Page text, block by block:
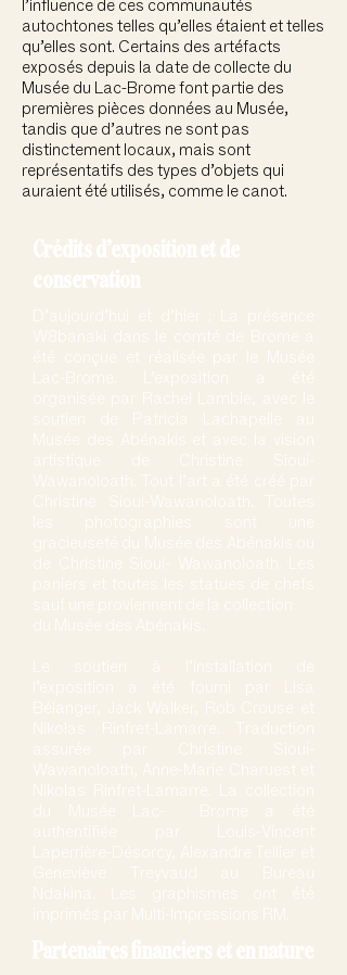
l’influence de ces communautés
autochtones telles qu’elles étaient et telles
qu’elles sont. Certains des artéfacts
exposés depuis la date de collecte du
Musée du Lac-Brome font partie des
premières pièces données au Musée,
tandis que d’autres ne sont pas
distinctement locaux, mais sont
représentatifs des types d’objets qui
auraient été utilisés, comme le canot.
Crédits d’exposition et de
conservation
Partenaires financiers et en nature
D’aujourd’hui et d’hier : La présence
W8banaki dans le comté de Brome a
été conçue et réalisée par le Musée
Lac-Brome. L’exposition a été
organisée par Rachel Lambie, avec le
soutien de Patricia Lachapelle au
Musée des Abénakis et avec la vision
artistique de Christine Sioui-
Wawanoloath. Tout l’art a été créé par
Christine Sioui-Wawanoloath. Toutes
les photographies sont une
gracieuseté du Musée des Abénakis ou
de Christine Sioui- Wawanoloath. Les
paniers et toutes les statues de chefs
sauf une proviennent de la collection
Le soutien à l’installation de
l’exposition a été fourni par Lisa
Bélanger, Jack Walker, Rob Crouse et
Nikolas Rinfret-Lamarre. Traduction
assurée par Christine Sioui-
Wawanoloath, Anne-Marie Charuest et
Nikolas Rinfret-Lamarre. La collection
du Musée Lac- Brome a été
authentifiée par Louis-Vincent
Laperrière-Désorcy, Alexandre Tellier et
Geneviève Treyvaud au Bureau
Ndakina. Les graphismes ont été
imprimés par Multi-Impressions RM.